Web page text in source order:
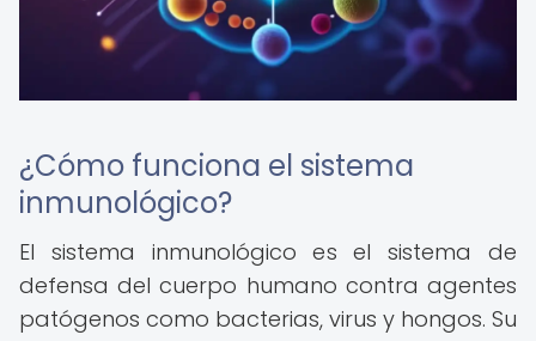
¿Cómo funciona el sistema
inmunológico?
El sistema inmunológico es el sistema de
defensa del cuerpo humano contra agentes
patógenos como bacterias, virus y hongos. Su